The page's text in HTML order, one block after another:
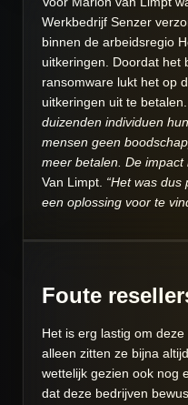
Werkbedrijf Senzer
binnen de arbeidsregio
uitkeringen. Doordat het
ransomware lukt het op
uitkeringen uit te betalen.
duizenden individuen
mensen geen
meer betalen. De impact
Van Limpt. “Het was
een oplossing voor te
Foute
Het is erg lastig om
alleen zitten ze bijna
wettelijk gezien ook nog
dat deze bedrijven